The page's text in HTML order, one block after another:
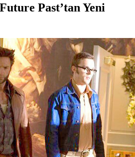
Past’tan Yeni